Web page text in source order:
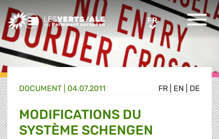
Greens/EFA Home FRFR
FR EN DE
DOCUMENT 04.07.2011
MODIFICATIONS DU
SYSTÈME SCHENGEN